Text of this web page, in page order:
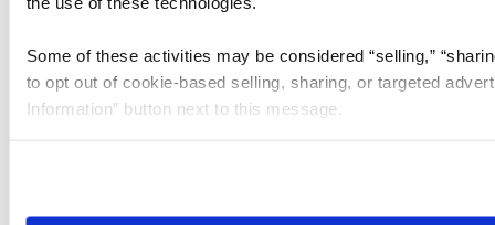
Some of these activities may be considered “selling,”
to opt out of cookie-based selling, sharing, or targeted
Information” button next to this message.
need to be set again.